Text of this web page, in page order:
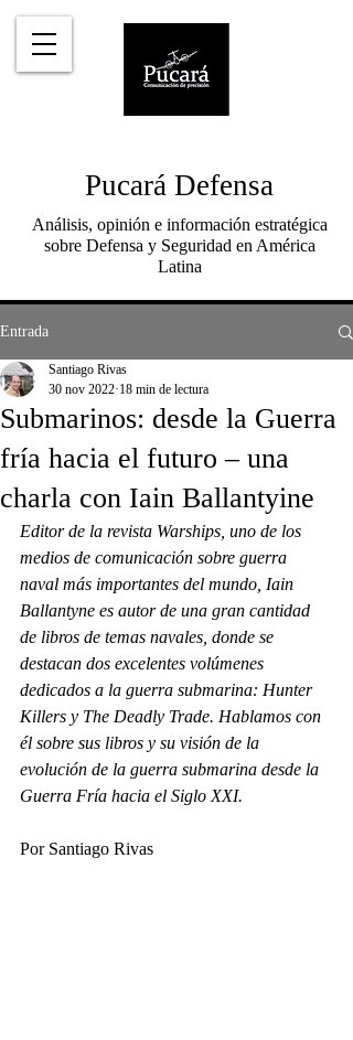
Pucará Defensa
Análisis, opinión e información estratégica
sobre Defensa y Seguridad en América
Latina
Entrada
Submarinos: desde la Guerra
fría hacia el futuro – una
charla con Iain Ballantyine
Santiago Rivas
30 nov 2022 18 min de lectura
Editor de la revista Warships, uno de los
medios de comunicación sobre guerra
naval más importantes del mundo, Iain
Ballantyne es autor de una gran cantidad
de libros de temas navales, donde se
destacan dos excelentes volúmenes
dedicados a la guerra submarina: Hunter
Killers y The Deadly Trade. Hablamos con
él sobre sus libros y su visión de la
evolución de la guerra submarina desde la
Guerra Fría hacia el Siglo XXI.
Por Santiago Rivas